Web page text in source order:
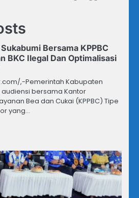
Bersama KPPBC
BKC Ilegal Dan Optimalisasi
,-Pemerintah Kabupaten
bersama Kantor
Bea dan Cukai (KPPBC) Tipe
yang…